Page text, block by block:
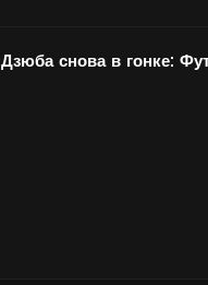
Дзюба снова в гонке: